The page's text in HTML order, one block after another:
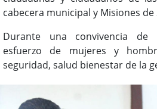
cabecera municipal y Misiones de
Durante una convivencia de
esfuerzo de mujeres y
seguridad, salud bienestar de la